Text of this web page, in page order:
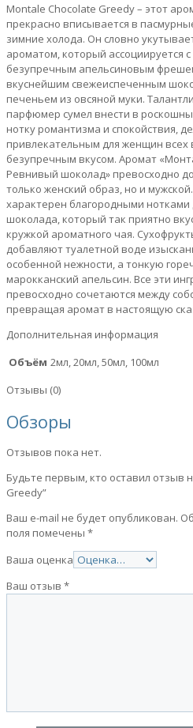
Montale Chocolate Greedy – этот
прекрасно вписывается в
зимние холода. Он словно
ароматом, который ассоциируется с
безупречным апельсиновым
вкуснейшим свежеиспеченным
печеньем из овсяной муки.
парфюмер сумел внести в
нотку романтизма и спокойствия,
привлекательным для женщин всех
безупречным вкусом. Аромат
Ревнивый шоколад» превосходно
только женский образ, но и
характерен благородными нотками
шоколада, который так приятно
кружкой ароматного чая.
добавляют туалетной воде
особенной нежности, а тонкую
марокканский апельсин. Все эти
превосходно сочетаются между
превращая аромат в настоящую
Дополнительная информация
Объём 2мл, 20мл, 50мл, 100мл
Отзывы (0)
Обзоры
Отзывов пока нет.
Будьте первым, кто оставил отзыв
Greedy”
Ваш e-mail не будет опубликован.
поля помечены *
Ваша оценка
Ваш отзыв *